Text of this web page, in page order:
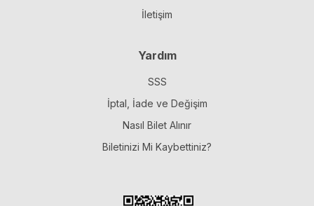
İletişim
Yardım
SSS
İptal, İade ve Değişim
Nasıl Bilet Alınır
Biletinizi Mi Kaybettiniz?